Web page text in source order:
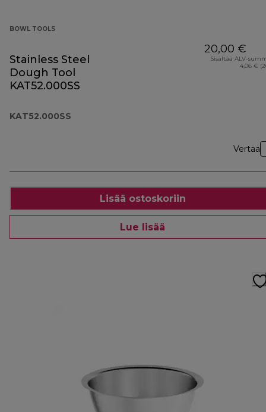
BOWL TOOLS
Stainless Steel
Dough Tool
KAT52.000SS
KAT52.000SS
20,00 €
Sisältää ALV-
4,06 €
Vertaa
Lisää ostoskoriin
Lue lisää